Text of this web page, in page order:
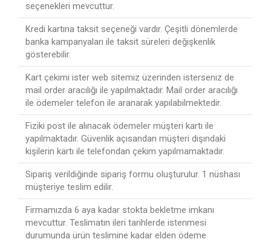
seçenekleri mevcuttur.
Kredi kartına taksit seçeneği vardır. Çeşitli dönemlerde
banka kampanyaları ile taksit süreleri değişkenlik
gösterebilir.
Kart çekimi ister web sitemiz üzerinden isterseniz de
mail order aracılığı ile yapılmaktadır. Mail order aracılığı
ile ödemeler telefon ile aranarak yapılabilmektedir.
Fiziki post ile alınacak ödemeler müşteri kartı ile
yapılmaktadır. Güvenlik açısandan müşteri dışındaki
kişilerin kartı ile telefondan çekim yapılmamaktadır.
Sipariş verildiğinde sipariş formu oluşturulur. 1 nüshası
müşteriye teslim edilir.
Firmamızda 6 aya kadar stokta bekletme imkanı
mevcuttur. Teslimatın ileri tarihlerde istenmesi
durumunda ürün teslimine kadar elden ödeme